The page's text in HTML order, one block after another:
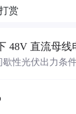
赏
性光伏出力条
DC变换器、双
完整拓扑结构